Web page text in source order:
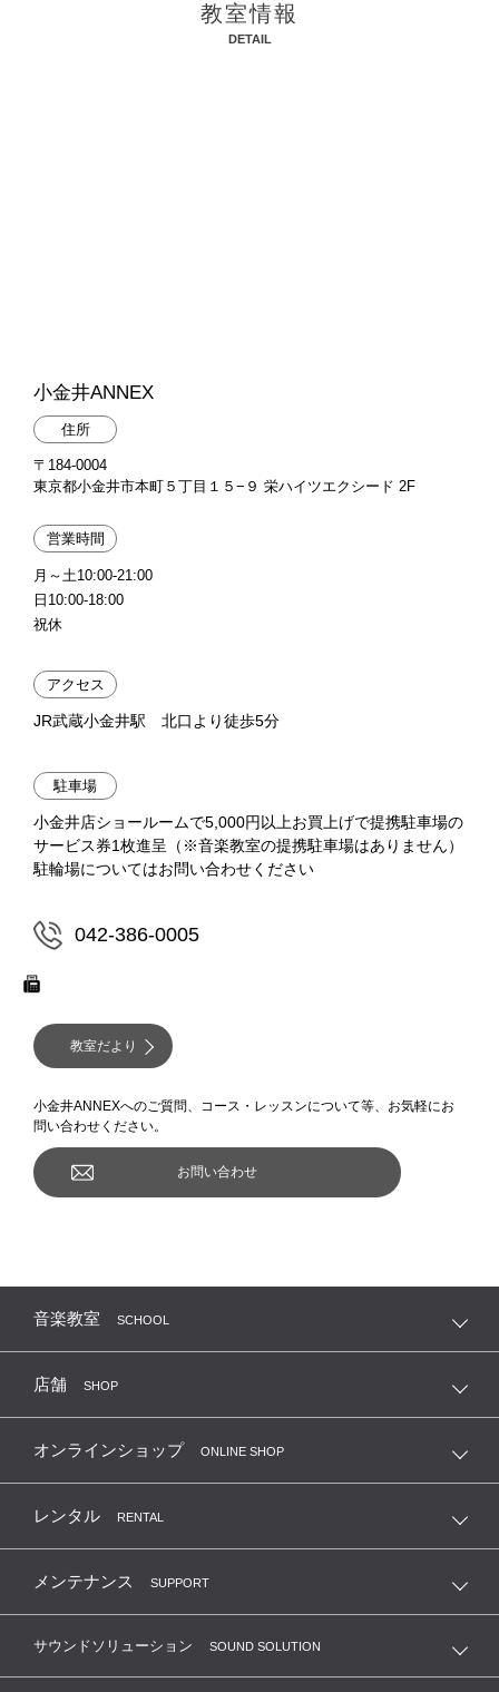
【ジャンベ講師：瀧本季典】演奏動画公開しました！
教室情報
DETAIL
小金井ANNEX
住所
〒184-0004
東京都小金井市本町５丁目１５−９ 栄ハイツエクシード 2F
営業時間
月～土10:00-21:00
日10:00-18:00
祝休
アクセス
JR武蔵小金井駅 北口より徒歩5分
駐車場
小金井店ショールームで5,000円以上お買上げで提携駐車場の
サービス券1枚進呈（※音楽教室の提携駐車場はありません）
駐輪場についてはお問い合わせください
042-386-0005
教室だより
小金井ANNEXへのご質問、コース・レッスンについて等、お気軽にお
問い合わせください。
お問い合わせ
音楽教室 SCHOOL
店舗 SHOP
オンラインショップ ONLINE SHOP
レンタル RENTAL
メンテナンス SUPPORT
サウンドソリューション SOUND SOLUTION